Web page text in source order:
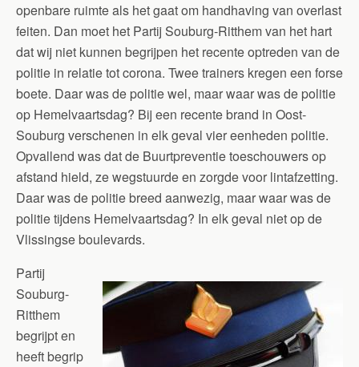
openbare ruimte als het gaat om handhaving van overlast
feiten. Dan moet het Partij Souburg-Ritthem van het hart
dat wij niet kunnen begrijpen het recente optreden van de
politie in relatie tot corona. Twee trainers kregen een forse
boete. Daar was de politie wel, maar waar was de politie
op Hemelvaartsdag? Bij een recente brand in Oost-
Souburg verschenen in elk geval vier eenheden politie.
Opvallend was dat de Buurtpreventie toeschouwers op
afstand hield, ze wegstuurde en zorgde voor lintafzetting.
Daar was de politie breed aanwezig, maar waar was de
politie tijdens Hemelvaartsdag? In elk geval niet op de
Vlissingse boulevards.
Partij
Souburg-
Ritthem
begrijpt en
heeft begrip